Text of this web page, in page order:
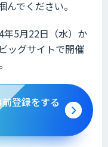
でください。
年5月22日（水）か
ッグサイトで開催
登録をする